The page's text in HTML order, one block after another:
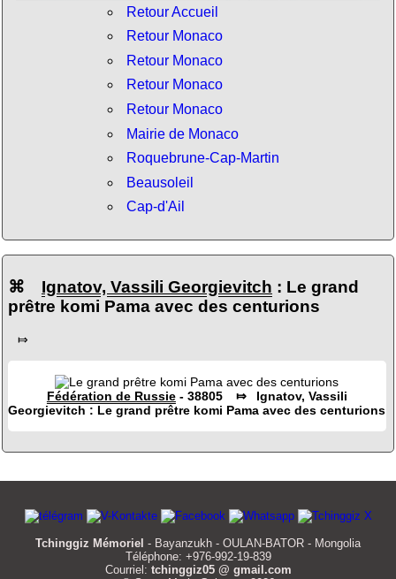
Retour Accueil
Retour Monaco
Retour Monaco
Retour Monaco
Retour Monaco
Mairie de Monaco
Roquebrune-Cap-Martin
Beausoleil
Cap-d'Ail
⌘ Ignatov, Vassili Georgievitch : Le grand
prêtre komi Pama avec des centurions
⤇
Fédération de Russie- 38805 ⤇ Ignatov, Vassili
Georgievitch : Le grand prêtre komi Pama avec des centurions
Tchinggiz Mémoriel - Bayanzukh - OULAN-BATOR - Mongolia
Téléphone: +976-992-19-839
Courriel: tchinggiz05 @ gmail.com